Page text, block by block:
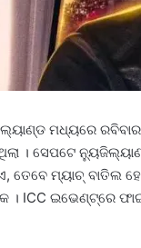
ମଧ୍ୟରେ
। ସେପଟେ
ତେବେ ମ୍ୟାଚ୍‌ ବାତିଲ
ICC ଇଭେଣ୍ଟ୍‌ରେ